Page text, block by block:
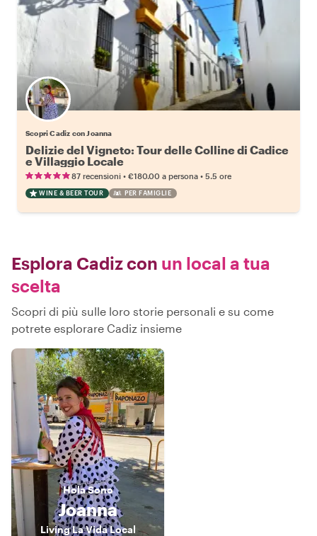
Scopri Cadiz con Joanna
Delizie del Vigneto: Tour delle Colline di Cadice
e Villaggio Locale
87 recensioni • €180.00 a persona • 5.5 ore
WINE & BEER TOUR PER FAMIGLIE
Esplora Cadiz con un local a tua
scelta
Scopri di più sulle loro storie personali e su come
potrete esplorare Cadiz insieme
HolaSono
Joanna
Living La Vida Local